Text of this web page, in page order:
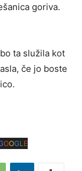
goriva.
ta služila kot
če jo boste
OOGL E